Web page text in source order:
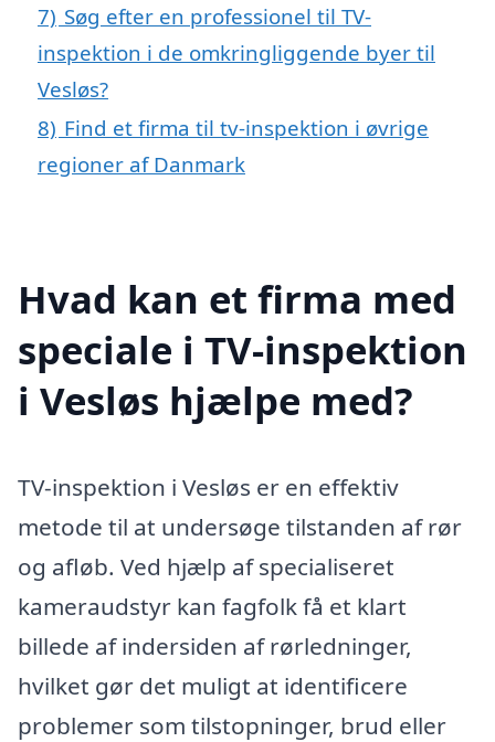
7) Søg efter en professionel til TV-
inspektion i de omkringliggende byer til
Vesløs?
8) Find et firma til tv-inspektion i øvrige
regioner af Danmark
Hvad kan et firma med
speciale i TV-inspektion
i Vesløs hjælpe med?
TV-inspektion i Vesløs er en effektiv
metode til at undersøge tilstanden af rør
og afløb. Ved hjælp af specialiseret
kameraudstyr kan fagfolk få et klart
billede af indersiden af rørledninger,
hvilket gør det muligt at identificere
problemer som tilstopninger, brud eller